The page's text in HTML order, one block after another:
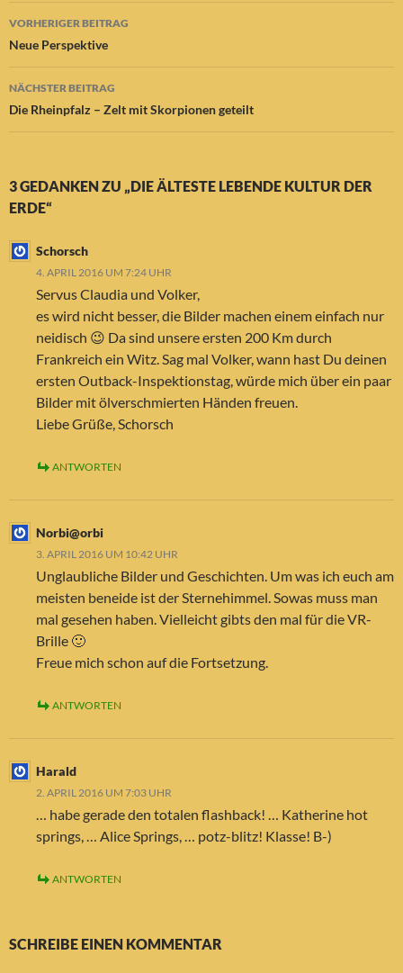
Beitragsnavigation
VORHERIGER BEITRAG
Neue Perspektive
NÄCHSTER BEITRAG
Die Rheinpfalz – Zelt mit Skorpionen geteilt
3 GEDANKEN ZU „DIE ÄLTESTE LEBENDE KULTUR DER
ERDE“
Schorsch
4. APRIL 2016 UM 7:24 UHR
Servus Claudia und Volker,
es wird nicht besser, die Bilder machen einem einfach nur
neidisch 😉 Da sind unsere ersten 200 Km durch
Frankreich ein Witz. Sag mal Volker, wann hast Du deinen
ersten Outback-Inspektionstag, würde mich über ein paar
Bilder mit ölverschmierten Händen freuen.
Liebe Grüße, Schorsch
ANTWORTEN
Norbi@orbi
3. APRIL 2016 UM 10:42 UHR
Unglaubliche Bilder und Geschichten. Um was ich euch am
meisten beneide ist der Sternehimmel. Sowas muss man
mal gesehen haben. Vielleicht gibts den mal für die VR-
Brille 🙂
Freue mich schon auf die Fortsetzung.
ANTWORTEN
Harald
2. APRIL 2016 UM 7:03 UHR
… habe gerade den totalen flashback! … Katherine hot
springs, … Alice Springs, … potz-blitz! Klasse! B-)
ANTWORTEN
SCHREIBE EINEN KOMMENTAR